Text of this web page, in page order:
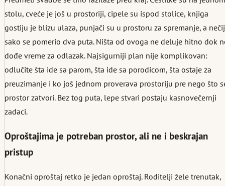
stolu, cveće je još u prostoriji, cipele su ispod stolice, knjiga
gostiju je blizu ulaza, punjači su u prostoru za spremanje, a
sako se pomerio dva puta. Ništa od ovoga ne deluje hitno dok
dođe vreme za odlazak. Najsigurniji plan nije komplikovan:
odlučite šta ide sa parom, šta ide sa porodicom, šta ostaje za
preuzimanje i ko još jednom proverava prostoriju pre nego što
prostor zatvori. Bez tog puta, lepe stvari postaju kasnovečernji
zadaci.
Oproštajima je potreban prostor, ali ne i beskrajan
pristup
Konačni oproštaj retko je jedan oproštaj. Roditelji žele trenutak,